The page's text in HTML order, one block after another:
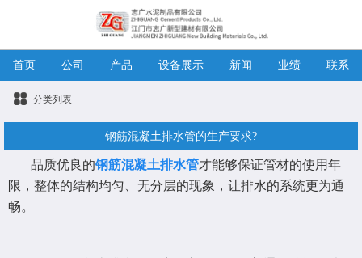
首页 公司 产品 设备展示 新闻 业绩 联系
分类列表
钢筋混凝土排水管的生产要求?
品质优良的钢筋混凝土排水管才能够保证管材的使用年
限，整体的结构均匀、无分层的现象，让排水的系统更为通
畅。